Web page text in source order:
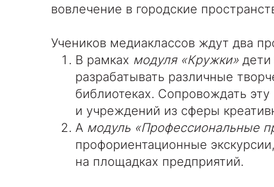
вовлечение в городские
Учеников медиаклассов ждут два
В рамках модуля «Кружки»
разрабатывать различные
библиотеках. Сопровождать
и учреждений из сферы
А модуль «Профессиональные
профориентационные
на площадках предприятий.